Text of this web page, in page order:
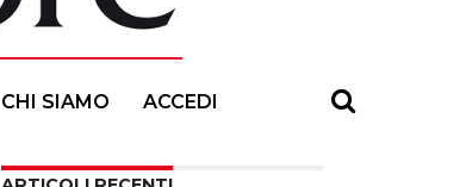
CHI SIAMO ACCEDI